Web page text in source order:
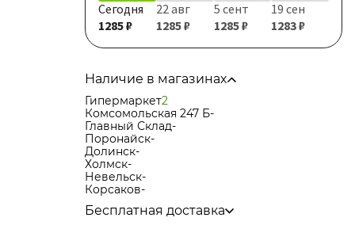
Сегодня
1285 ₽
22 авг
1285 ₽
5 сент
1285 ₽
19 сен
1283 ₽
Наличие в магазинах
Гипермаркет2
Комсомольская 247 Б-
Главный Склад-
Поронайск-
Долинск-
Холмск-
Невельск-
Корсаков-
Бесплатная доставка